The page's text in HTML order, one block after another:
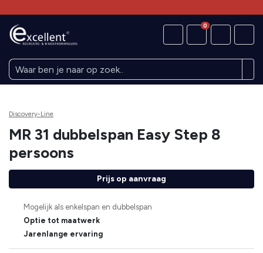
0
Discovery-Line
MR 31 dubbelspan Easy Step 8
persoons
Mogelijk als enkelspan en dubbelspan
Optie tot maatwerk
Jarenlange ervaring
Prijs op aanvraag